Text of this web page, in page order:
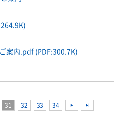
案内.pdf (PDF:300.7K)
31 32 33 34